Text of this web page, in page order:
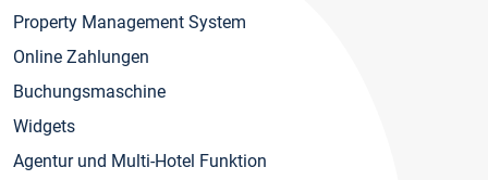
Property Management System
Online Zahlungen
Buchungsmaschine
Widgets
Agentur und Multi-Hotel Funktion